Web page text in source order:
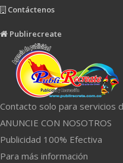
Contáctenos
Publirecreate
Contacto solo para servicios
ANUNCIE CON NOSOTROS
Publicidad 100% Efectiva
Para más información